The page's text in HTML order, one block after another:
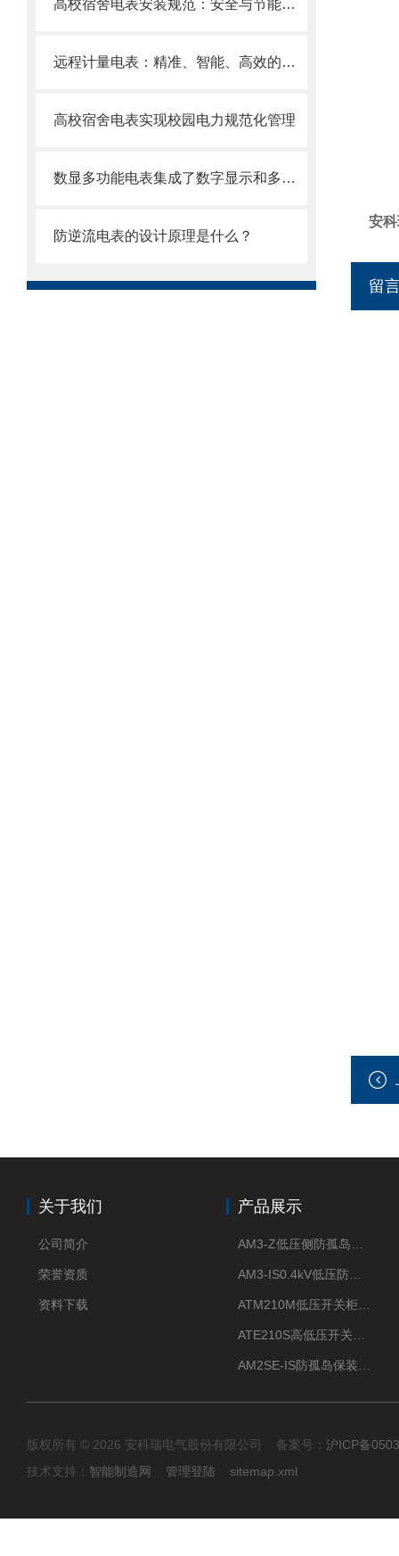
高校宿舍电表安装规范：安全与节能并重
远程计量电表：精准、智能、高效的能源守护者
高校宿舍电表实现校园电力规范化管理
数显多功能电表集成了数字显示和多种电能计量功能
防逆流电表的设计原理是什么？
安
留
关于我们
公司简介
荣誉资质
资料下载
产品展示
版权所有 © 2026 安科瑞电气股份有限公司 备案号： 沪ICP备
技术支持： 智能制造网 管理登陆 sitemap.xml